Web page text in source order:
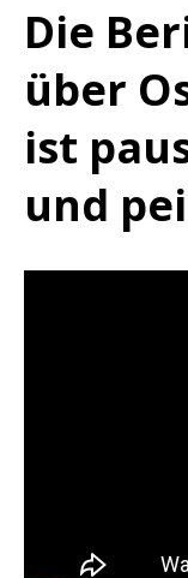
Die
über
ist
und